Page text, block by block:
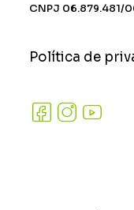
CNPJ 06.879.481/
Política de